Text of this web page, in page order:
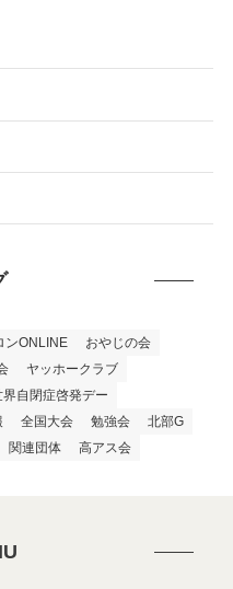
ンONLINE
おやじの会
ヤッホークラブ
界自閉症啓発デー
全国大会 勉強会
北部G
関連団体 高アス会